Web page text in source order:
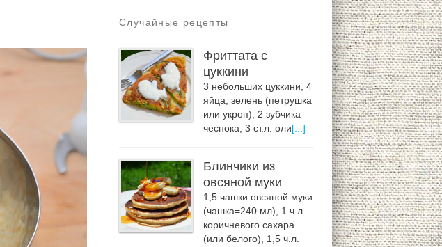
Случайные рецепты
Фриттата с
цуккини
3 небольших цуккини, 4
яйца, зелень (петрушка
или укроп), 2 зубчика
чеснока, 3 ст.л. оли [...]
Блинчики из
овсяной муки
1,5 чашки овсяной муки
(чашка=240 мл), 1 ч.л.
коричневого сахара
(или белого), 1,5 ч.л.